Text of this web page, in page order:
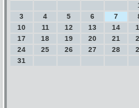
3
4 5 6 7
10
11 12 13 14
17
18 19 20 21
24
25 26 27 28
31